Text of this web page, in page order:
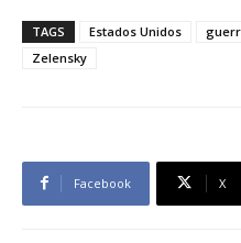
TAGS Estados Unidos
Zelensky
Facebook X